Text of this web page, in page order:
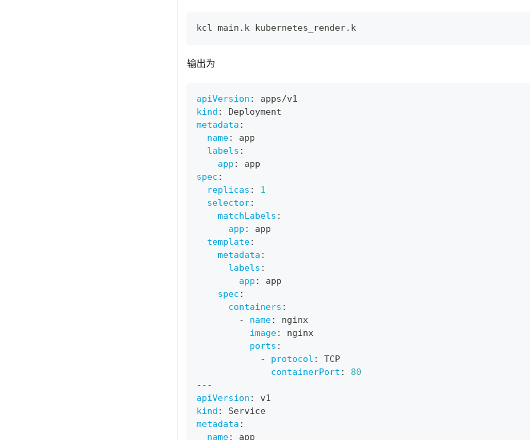
kcl main.k kubernetes_render.k
输出为
apiVersion :
apps/v1
kind :
Deployment
metadata :
name:
app
labels :
app :
app
spec :
replicas :
1
selector:
matchLabels :
app :
app
template:
metadata :
labels :
app :
app
spec :
containers :
-
name:
nginx
image:
nginx
ports :
-
protocol :
TCP
containerPort :
80
---
apiVersion :
v1
kind :
Service
metadata :
name: app